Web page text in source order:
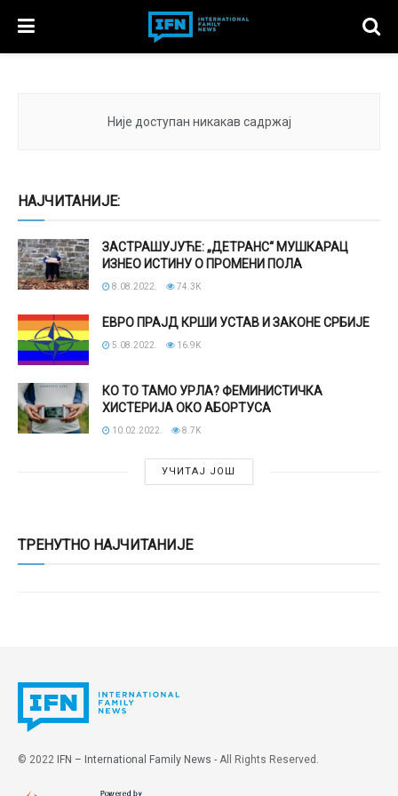
Није доступан никакав садржај
НАЈЧИТАНИЈЕ:
ЗАСТРАШУЈУЋЕ: „ДЕТРАНС“ МУШКАРАЦ
ИЗНЕО ИСТИНУ О ПРОМЕНИ ПОЛА
8.08.2022. 74.3K
ЕВРО ПРАЈД КРШИ УСТАВ И ЗАКОНЕ СРБИЈЕ
5.08.2022. 16.9K
КО ТО ТАМО УРЛА? ФЕМИНИСТИЧКА
ХИСТЕРИЈА ОКО АБОРТУСА
10.02.2022. 8.7K
УЧИТАЈ ЈОШ
ТРЕНУТНО НАЈЧИТАНИЈЕ
© 2022 IFN – International Family News - All Rights Reserved.